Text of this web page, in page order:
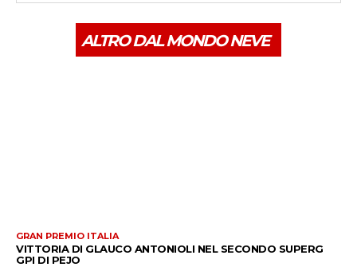
ALTRO DAL MONDO NEVE
GRAN PREMIO ITALIA
VITTORIA DI GLAUCO ANTONIOLI NEL SECONDO SUPERG
GPI DI PEJO